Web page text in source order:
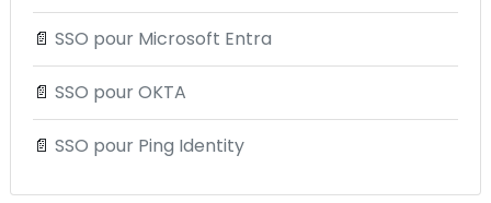
📄 SSO pour Microsoft Entra
📄 SSO pour OKTA
📄 SSO pour Ping Identity